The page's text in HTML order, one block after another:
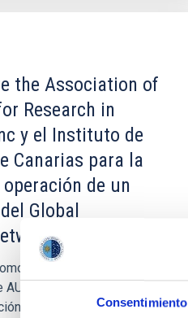
Consentimiento
the Association of
Research in
y el Instituto de
Canarias para la
de un
Global
Group
objetivo establecer la
e IAC para la
y mantenimiento de un